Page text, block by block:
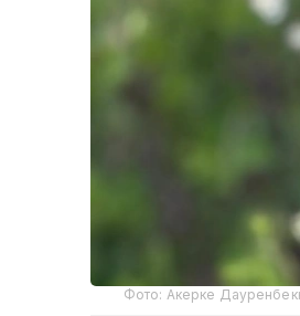
Фото: Акерке